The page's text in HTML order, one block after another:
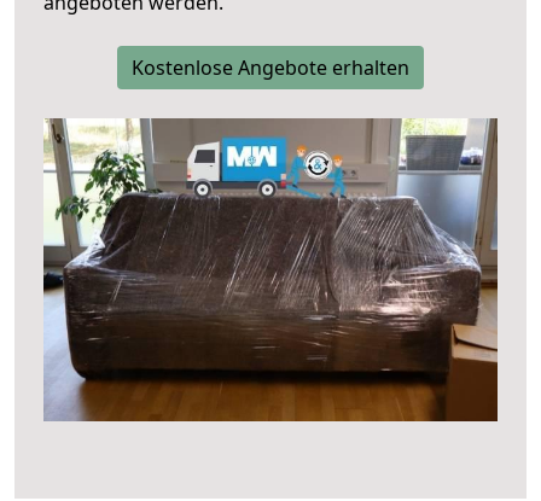
Kostenlose Angebote erhalten